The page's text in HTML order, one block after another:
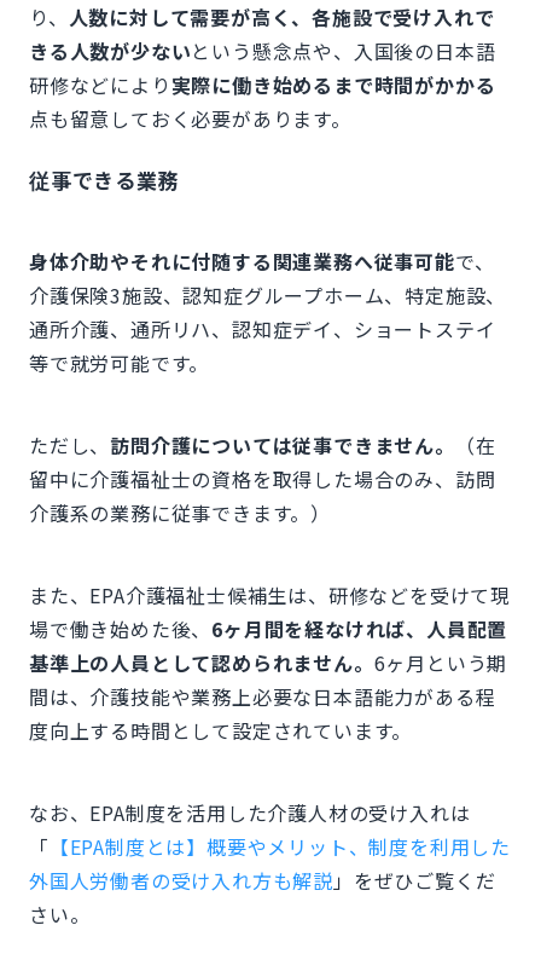
り、 人数に対して需要が高く、各施設で受け入れで
きる人数が少ないという懸念点や、入国後の日本語
研修などにより 実際に働き始めるまで時間がかかる
点も留意しておく必要があります。
従事できる業務
身体介助やそれに付随する関連業務へ従事可能で、
介護保険3施設、認知症グループホーム、特定施設、
通所介護、通所リハ、認知症デイ、ショートステイ
等で就労可能です。
ただし、 訪問介護については従事できません。
（在
留中に介護福祉士の資格を取得した場合のみ、訪問
介護系の業務に従事できます。）
また、EPA介護福祉士候補生は、研修などを受けて現
場で働き始めた後、 6ヶ月間を経なければ、人員配置
基準上の人員として認められません。 6ヶ月という期
間は、介護技能や業務上必要な日本語能力がある程
度向上する時間として設定されています。
なお、EPA制度を活用した介護人材の受け入れは
「 【EPA制度とは】概要やメリット、制度を利用した
外国人労働者の受け入れ方も解説」をぜひご覧くだ
さい。